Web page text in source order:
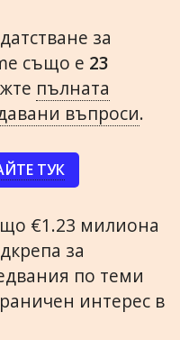
за
също е 23
пълната
въпроси.
ТУК
€1.23 милиона
за
по теми
интерес в